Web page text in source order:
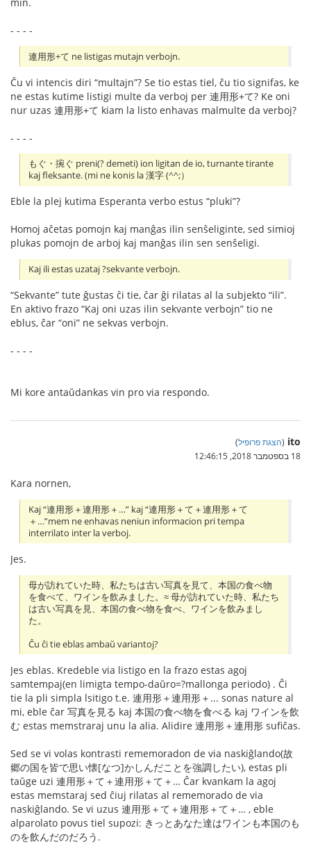
- - - -
連用形+て ne listigas mutajn verbojn.
Ĉu vi intencis diri “multajn”? Se tio estas tiel, ĉu tio signifas, ke
ne estas kutime listigi multe da verboj per 連用形+て? Ke oni
nur uzas 連用形+て kiam la listo enhavas malmulte da verboj?
- - - -
もぐ・捥ぐ preni(? demeti) ion ligitan de io, turnante tirante
kaj fleksante. (mi ne konis la 漢字 (^^;）
Eble la plej kutima Esperanta verbo estus “pluki”?
Homoj aĉetas pomojn kaj manĝas ilin senŝeliginte, sed simioj
plukas pomojn de arboj kaj manĝas ilin sen senŝeligi.
Kaj ili estas uzataj ?sekvante verbojn.
“Sekvante” tute ĝustas ĉi tie, ĉar ĝi rilatas al la subjekto “ili”.
En aktivo frazo “Kaj oni uzas ilin sekvante verbojn” tio ne
eblus, ĉar “oni” ne sekvas verbojn.
- - - -
Mi kore antaŭdankas vin pro via respondo.
ito
(הצגת פרופיל)
18 בספטמבר 2018, 12:46:15
Kara nornen,
Kaj “連用形＋連用形＋…” kaj “連用形＋て＋連用形＋て
＋…”mem ne enhavas neniun informacion pri tempa
interrilato inter la verboj.
Jes.
母が訪れていた時、私たちは古い写真を見て、本国の食べ物
を食べて、ワインを飲みました。≈ 母が訪れていた時、私たち
は古い写真を見、本国の食べ物を食べ、ワインを飲みまし
た。
Ĉu ĉi tie eblas ambaŭ variantoj?
Jes eblas. Kredeble via listigo en la frazo estas agoj
samtempaj(en limigta tempo-daŭro=?mallonga periodo) . Ĉi
tie la pli simpla lsitigo t.e. 連用形＋連用形＋... sonas nature al
mi, eble ĉar 写真を見る kaj 本国の食べ物を食べる kaj ワインを飲
む estas memstraraj unu la alia. Alidire 連用形＋連用形 sufiĉas.
Sed se vi volas kontrasti rememoradon de via naskiĝlando(故
郷の国を皆で思い懐[なつ]かしんだことを強調したい), estas pli
taŭge uzi 連用形＋て＋連用形＋て＋… Ĉar kvankam la agoj
estas memstaraj sed ĉiuj rilatas al rememorado de via
naskiĝlando. Se vi uzus 連用形＋て＋連用形＋て＋… , eble
alparolato povus tiel supozi: きっとあなた達はワインも本国のも
のを飲んだのだろう.